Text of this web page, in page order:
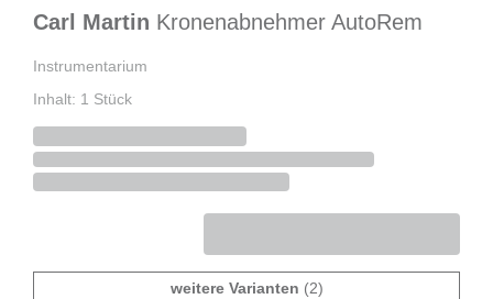
Carl Martin Kronenabnehmer AutoRem
Instrumentarium
Inhalt: 1 Stück
weitere Varianten (2)